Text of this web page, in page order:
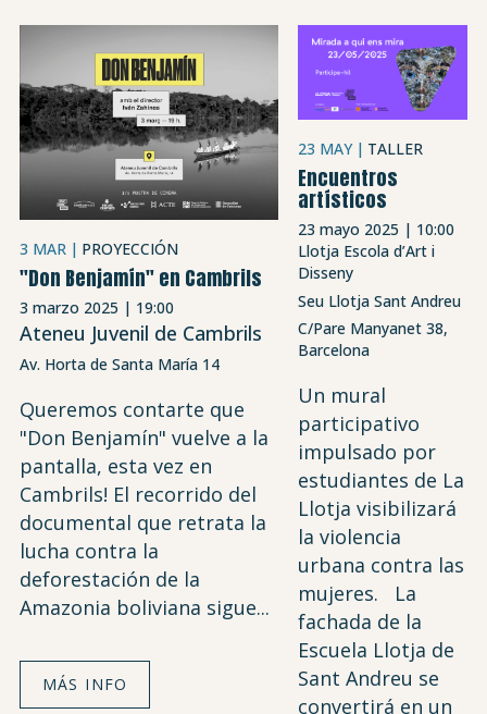
3 MAR PROYECCIÓN
"Don Benjamín" en Cambrils
3 marzo 2025 | 19:00
Ateneu Juvenil de Cambrils
Av. Horta de Santa María 14
Queremos contarte que
"Don Benjamín" vuelve a la
pantalla, esta vez en
Cambrils! El recorrido del
documental que retrata la
lucha contra la
deforestación de la
Amazonia boliviana sigue...
MÁS INFO
23 MAY TALLER
Encuentros
artísticos
23 mayo 2025 | 10:00
Llotja Escola d’Art i
Disseny
Seu Llotja Sant Andreu
C/Pare Manyanet 38,
Barcelona
Un mural
participativo
impulsado por
estudiantes de La
Llotja visibilizará
la violencia
urbana contra las
mujeres. La
fachada de la
Escuela Llotja de
Sant Andreu se
convertirá en un